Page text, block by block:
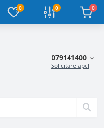
0 0 0
079141400
Solicitare apel